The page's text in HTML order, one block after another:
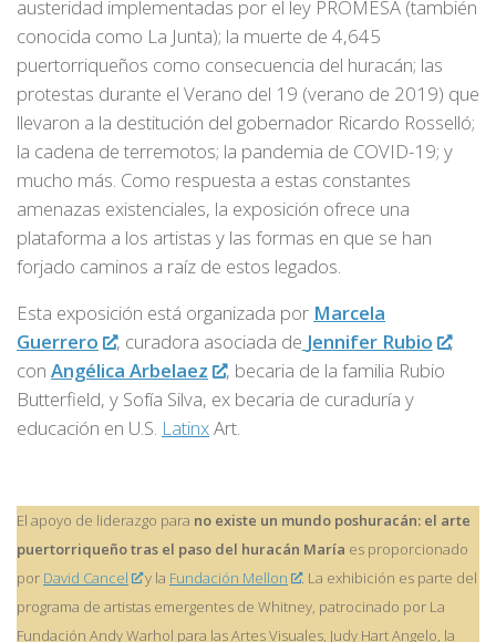
austeridad implementadas por el ley PROMESA (también
conocida como La Junta); la muerte de 4,645
puertorriqueños como consecuencia del huracán; las
protestas durante el Verano del 19 (verano de 2019) que
llevaron a la destitución del gobernador Ricardo Rosselló;
la cadena de terremotos; la pandemia de COVID-19; y
mucho más. Como respuesta a estas constantes
amenazas existenciales, la exposición ofrece una
plataforma a los artistas y las formas en que se han
forjado caminos a raíz de estos legados.
Esta exposición está organizada por Marcela
Guerrero
, curadora asociada de Jennifer Rubio
,
con Angélica Arbelaez
, becaria de la familia Rubio
Butterfield, y Sofía Silva, ex becaria de curaduría y
educación en U.S. LatinxArt.
El apoyo de liderazgo para no existe un mundo poshuracán: el arte
puertorriqueño tras el paso del huracán María es proporcionado
por David Cancel y la Fundación Mellon
. La exhibición es parte del
programa de artistas emergentes de Whitney, patrocinado por La
Fundación Andy Warhol para las Artes Visuales, Judy Hart Angelo, la